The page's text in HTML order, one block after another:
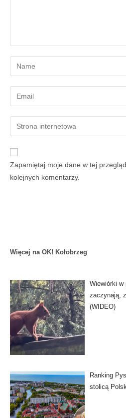
Zapamiętaj moje dane w tej
kolejnych komentarzy.
Więcej na OK! Kołobrzeg
Wiewiórki w
zaczynają,
(WIDEO)
Ranking
stolicą